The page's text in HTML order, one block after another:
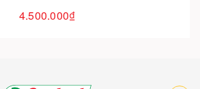
3.500.000₫